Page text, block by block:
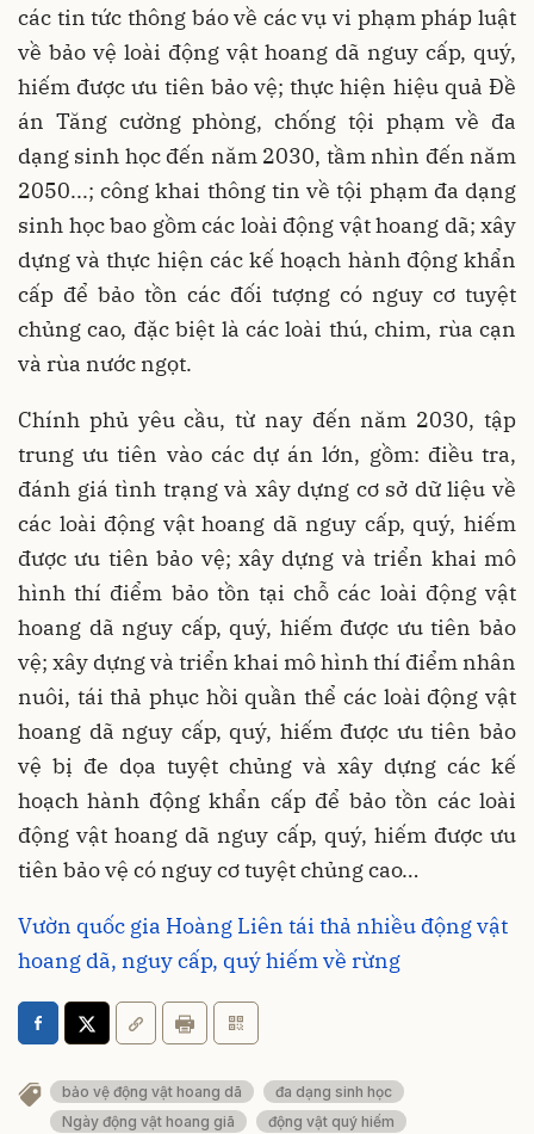
các tin tức thông báo về các vụ vi phạm pháp luật
về bảo vệ loài động vật hoang dã nguy cấp, quý,
hiếm được ưu tiên bảo vệ; thực hiện hiệu quả Đề
án Tăng cường phòng, chống tội phạm về đa
dạng sinh học đến năm 2030, tầm nhìn đến năm
2050...; công khai thông tin về tội phạm đa dạng
sinh học bao gồm các loài động vật hoang dã; xây
dựng và thực hiện các kế hoạch hành động khẩn
cấp để bảo tồn các đối tượng có nguy cơ tuyệt
chủng cao, đặc biệt là các loài thú, chim, rùa cạn
và rùa nước ngọt.
Chính phủ yêu cầu, từ nay đến năm 2030, tập
trung ưu tiên vào các dự án lớn, gồm: điều tra,
đánh giá tình trạng và xây dựng cơ sở dữ liệu về
các loài động vật hoang dã nguy cấp, quý, hiếm
được ưu tiên bảo vệ; xây dựng và triển khai mô
hình thí điểm bảo tồn tại chỗ các loài động vật
hoang dã nguy cấp, quý, hiếm được ưu tiên bảo
vệ; xây dựng và triển khai mô hình thí điểm nhân
nuôi, tái thả phục hồi quần thể các loài động vật
hoang dã nguy cấp, quý, hiếm được ưu tiên bảo
vệ bị đe dọa tuyệt chủng và xây dựng các kế
hoạch hành động khẩn cấp để bảo tồn các loài
động vật hoang dã nguy cấp, quý, hiếm được ưu
tiên bảo vệ có nguy cơ tuyệt chủng cao…
Vườn quốc gia Hoàng Liên tái thả nhiều động vật
hoang dã, nguy cấp, quý hiếm về rừng
bảo vệ động vật hoang dã
đa dạng sinh học
Ngày động vật hoang giã
động vật quý hiếm